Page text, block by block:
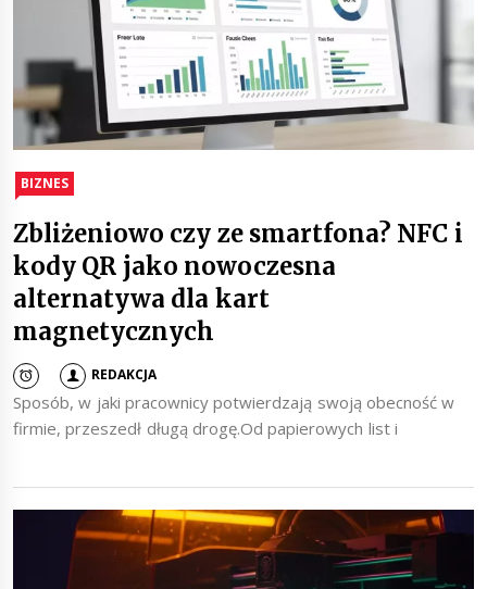
BIZNES
Zbliżeniowo czy ze smartfona? NFC i
kody QR jako nowoczesna
alternatywa dla kart
magnetycznych
REDAKCJA
Sposób, w jaki pracownicy potwierdzają swoją obecność w
firmie, przeszedł długą drogę.Od papierowych list i